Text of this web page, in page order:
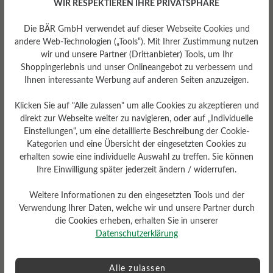
Passform
Schlanke Passform
Bewertungen lesen
0 von 0 Bewertungen
WIR RESPEKTIEREN IHRE PRIVATSPHÄRE
Die BÄR GmbH verwendet auf dieser Webseite Cookies und
andere Web-Technologien („Tools“). Mit Ihrer Zustimmung nutzen
wir und unsere Partner (Drittanbieter) Tools, um Ihr
Shoppingerlebnis und unser Onlineangebot zu verbessern und
Ihnen interessante Werbung auf anderen Seiten anzuzeigen.
Klicken Sie auf "Alle zulassen" um alle Cookies zu akzeptieren und
direkt zur Webseite weiter zu navigieren, oder auf „Individuelle
Einstellungen“, um eine detaillierte Beschreibung der Cookie-
Kategorien und eine Übersicht der eingesetzten Cookies zu
erhalten sowie eine individuelle Auswahl zu treffen. Sie können
Ihre Einwilligung später jederzeit ändern / widerrufen.
Weitere Informationen zu den eingesetzten Tools und der
Verwendung Ihrer Daten, welche wir und unsere Partner durch
die Cookies erheben, erhalten Sie in unserer
Datenschutzerklärung
Alle zulassen